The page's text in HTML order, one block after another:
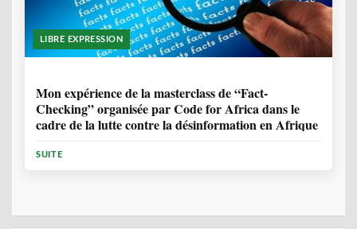
LIBRE EXPRESSION
Mon expérience de la masterclass de “Fact-
Checking” organisée par Code for Africa dans le
cadre de la lutte contre la désinformation en Afrique
SUITE